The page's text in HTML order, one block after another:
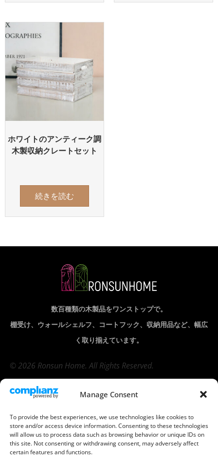
Manage Consent
To provide the best experiences, we use technologies like cookies to
store and/or access device information. Consenting to these technologies
will allow us to process data such as browsing behavior or unique IDs on
this site. Not consenting or withdrawing consent, may adversely affect
certain features and functions.
ホワイトのアンティーク調
木製収納クレートセット
続きを読む
数百種類の木製品をワンストップで。
棚受け、ウォールシェルフ、コートフック、収納用品など、幅広
く取り揃えています。
© 2026 Ronsun Home. All Rights Reserved.
会社 製品
棚受け (7)
木製ペグボ
ード